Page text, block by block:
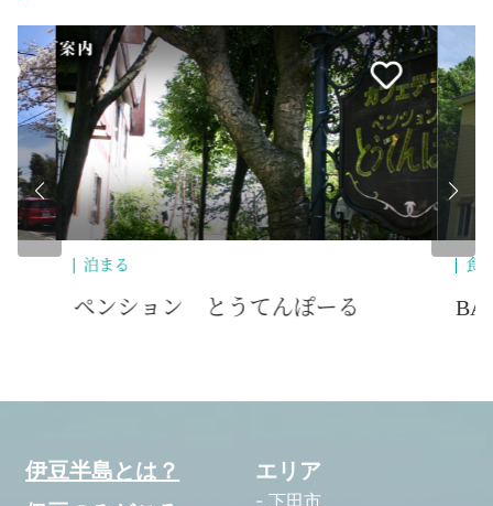
食べる
BAAN HATAH
歴
野
伊豆半島とは？
エリア
下田市